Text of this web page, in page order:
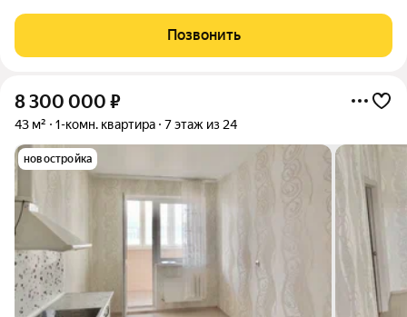
квартире частично остаётся мебель Все документы готовы к
продаже Звонить в любое
Позвонить
8 300 000 ₽
43 м² 1-комн. квартира 7 этаж из 24
новостройка